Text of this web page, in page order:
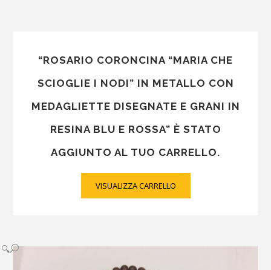
“ROSARIO CORONCINA “MARIA CHE
SCIOGLIE I NODI” IN METALLO CON
MEDAGLIETTE DISEGNATE E GRANI IN
RESINA BLU E ROSSA” È STATO
AGGIUNTO AL TUO CARRELLO.
VISUALIZZA CARRELLO
🔍